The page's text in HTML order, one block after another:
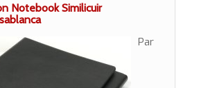
Notebook Similicuir
Par